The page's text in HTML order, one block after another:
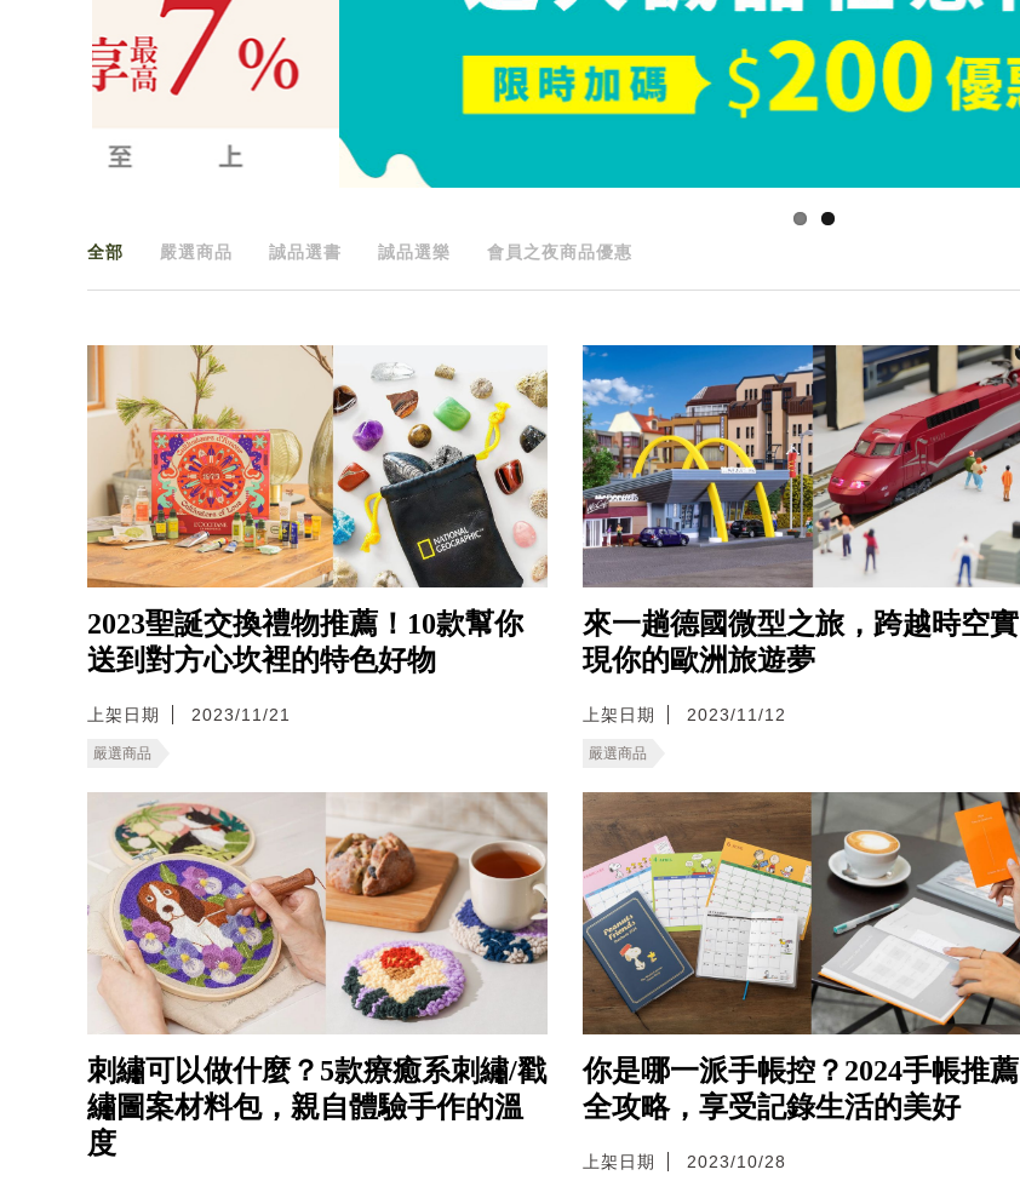
全部 嚴選商品 誠品選書 誠品選樂 會員之夜商品優惠
2023聖誕交換禮物推薦！10款幫你
送到對方心坎裡的特色好物
上架日期 2023/11/21
嚴選商品
來一趟德國微型之旅，跨越時空實
現你的歐洲旅遊夢
上架日期 2023/11/12
嚴選商品
刺繡可以做什麼？5款療癒系刺繡/戳
繡圖案材料包，親自體驗手作的溫
度
你是哪一派手帳控？2024手帳推薦
全攻略，享受記錄生活的美好
上架日期 2023/10/28